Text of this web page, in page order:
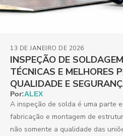
INSPEÇÃO DE
TÉCNICAS E MELHORES
QUALIDADE E
13 DE JANEIRO DE 2026
Por:ALEX
A inspeção de solda é uma parte
fabricação e montagem de
não somente a qualidade das